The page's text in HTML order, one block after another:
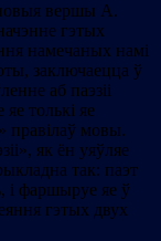
новыя вершы А.
гэтых
намечаных намі
заключаецца ў
аб паэзіі
толькі яе
правілаў мовы.
як ён уяўляе
так: паэт
і фаршыруе яе ў
гэтых двух